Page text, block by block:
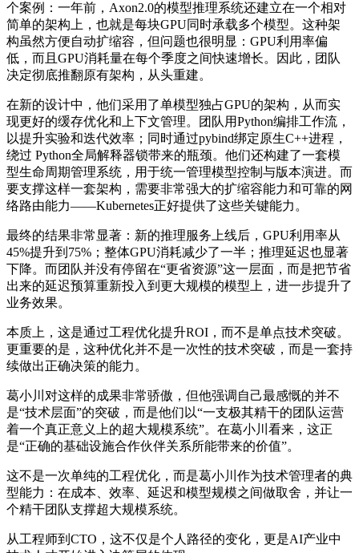
个案例：一年前，Axon2.0的模型推理系统还建立在一个相对
简单的架构上，也就是每块GPU同时承载多个模型。这种架
构虽然方便自动扩缩容，但问题也很明显：GPU利用率偏
低，而且GPU消耗量在每个季度之间快速增长。因此，团队
决定彻底推翻原有架构，从头重建。
在新的设计中，他们采用了单模型独占GPU的架构，从而实
现更好的缓存优化和上下文管理。团队用Python编排工作流，
以提升实验和迭代效率；同时通过pybind绑定原生C++进程，
绕过 Python全局解释器锁带来的瓶颈。他们还构建了一套模
型生命周期管理系统，用于统一管理模型控制与版本演进。而
要支撑这样一套架构，需要非常强大的扩缩容能力和可靠的网
络路由能力——Kubernetes正好提供了这些关键能力。
最终的结果非常显著：新的推理服务上线后，GPU利用率从
45%提升到75%；整体GPU消耗减少了一半；推理延迟也显著
下降。而团队并没有停留在“更省资源”这一层面，而是把节省
出来的延迟预算重新投入到更大规模的模型上，进一步提升了
业务效果。
本质上，这是通过工程优化提升ROI，而不是单点技术突破。
更重要的是，这种优化并不是一次性的技术突破，而是一套持
续做出正确决策的能力。
葛小川对这样的成果非常骄傲，但他强调自己最感慨的并不
是“技术层面”的突破，而是他们以“一支极其精干的团队运营
着一个真正意义上的超大规模系统”。在葛小川看来，这正
是“正确的基础设施合作伙伴关系所能带来的价值”。
这不是一次单纯的工程优化，而是葛小川作为技术管理者的典
型能力：在成本、效率、延迟和模型规模之间做取舍，并让一
个精干团队支撑超大规模系统。
从工程师到CTO，这不仅是个人路径的变化，更是AI产业中